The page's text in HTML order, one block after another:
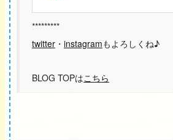
*********
twitter ・ instagramもよろしくね♪
BLOG TOPはこちら